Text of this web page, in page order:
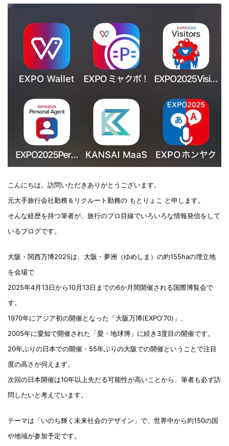
こんにちは。訪問いただきありがとうございます。
元大手旅行会社勤務＆リクルート勤務の もとりょこ と申します。
そんな経歴を持つ筆者が、旅行のプロ目線でいろいろな情報発信をして
いるブログです。
大阪・関西万博2025は、大阪・夢洲（ゆめしま）の約155haの埋立地
を会場で
2025年4月13日から10月13日までの6か月間開催される国際博覧会で
す。
1970年にアジア初の開催となった「大阪万博(EXPO'70)」、
2005年に愛知で開催された「愛・地球博」に続き3度目の開催です。
20年ぶりの日本での開催・55年ぶりの大阪での開催ということで注目
度の高さが伺えます。
次回の日本開催は10年以上先だる可能性が高いことから、筆者も必ず訪
問したいと考えています。
テーマは「いのち輝く未来社会のデザイン」で、世界中から約150の国
や地域が参加予定です。